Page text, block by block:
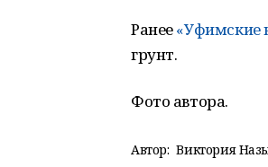
Ранее«Уфимские
грунт.
Фото автора.
Автор: Виктория